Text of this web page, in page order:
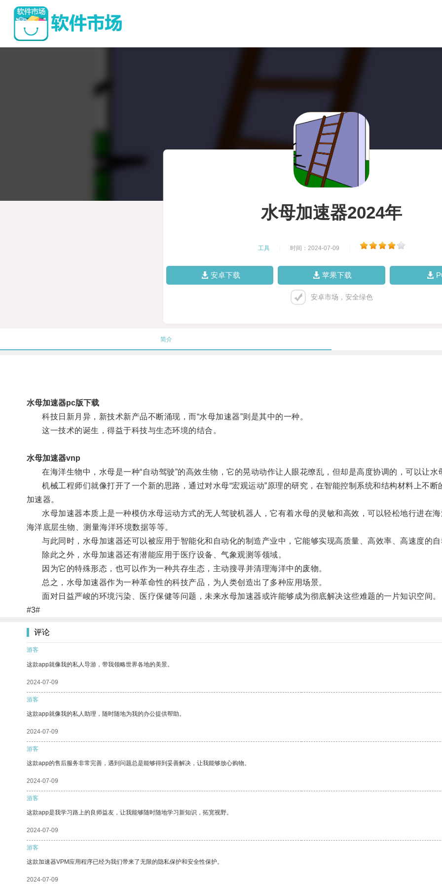
水母加速器2024年
工具 时间：2024-07-09
安卓下载 苹果下载
安卓市场，安全绿色
简介
水母加速器pc版下载
科技日新月异，新技术新产品不断涌现，而“水母加速器”则是其中的一种。
这一技术的诞生，得益于科技与生态环境的结合。
水母加速器vnp
在海洋生物中，水母是一种“自动驾驶”的高效生物，它的晃动动作让人眼花缭乱，但却是高度协调的，可以让水
机械工程师们就像打开了一个新的思路，通过对水母“宏观运动”原理的研究，在智能控制系统和结构材料上不
加速器。
水母加速器本质上是一种模仿水母运动方式的无人驾驶机器人，它有着水母的灵敏和高效，可以轻松地行进在
海洋底层生物、测量海洋环境数据等等。
与此同时，水母加速器还可以被应用于智能化和自动化的制造产业中，它能够实现高质量、高效率、高速度的自
除此之外，水母加速器还有潜能应用于医疗设备、气象观测等领域。
因为它的特殊形态，也可以作为一种共存生态，主动搜寻并清理海洋中的废物。
总之，水母加速器作为一种革命性的科技产品，为人类创造出了多种应用场景。
面对日益严峻的环境污染、医疗保健等问题，未来水母加速器或许能够成为彻底解决这些难题的一片知识空间。
#3#
评论
游客
这款app就像我的私人导游，带我领略世界各地的美景。
2024-07-09
游客
这款app就像我的私人助理，随时随地为我的办公提供帮助。
2024-07-09
游客
这款app的售后服务非常完善，遇到问题总是能够得到妥善解决，让我能够放心购物。
2024-07-09
游客
这款app是我学习路上的良师益友，让我能够随时随地学习新知识，拓宽视野。
2024-07-09
游客
这款加速器VPM应用程序已经为我们带来了无限的隐私保护和安全性保护。
2024-07-09